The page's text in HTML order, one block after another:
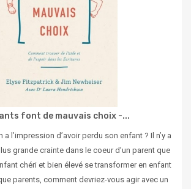
font de mauvais choix -...
l’impression d’avoir perdu son enfant ? Il n’y a
grande crainte dans le coeur d’un parent que
chéri et bien élevé se transformer en enfant
parents, comment devriez-vous agir avec un